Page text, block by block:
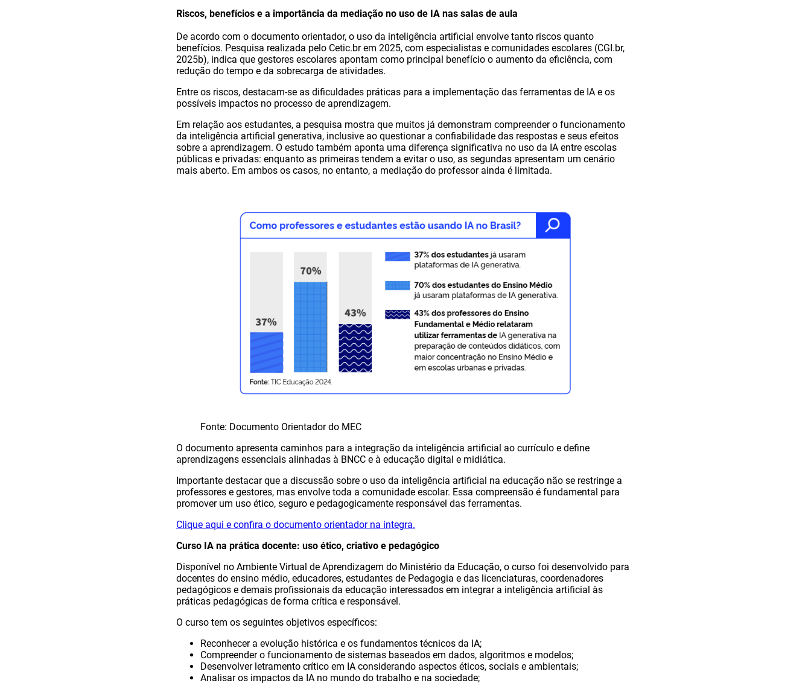
Riscos, benefícios e a importância da mediação no uso de IA nas salas de aula
De acordo com o documento orientador, o uso da inteligência artificial envolve tanto riscos quanto
benefícios. Pesquisa realizada pelo Cetic.br em 2025, com especialistas e comunidades escolares (CGI.br,
2025b), indica que gestores escolares apontam como principal benefício o aumento da eficiência, com
redução do tempo e da sobrecarga de atividades.
Entre os riscos, destacam-se as dificuldades práticas para a implementação das ferramentas de IA e os
possíveis impactos no processo de aprendizagem.
Em relação aos estudantes, a pesquisa mostra que muitos já demonstram compreender o funcionamento
da inteligência artificial generativa, inclusive ao questionar a confiabilidade das respostas e seus efeitos
sobre a aprendizagem. O estudo também aponta uma diferença significativa no uso da IA entre escolas
públicas e privadas: enquanto as primeiras tendem a evitar o uso, as segundas apresentam um cenário
mais aberto. Em ambos os casos, no entanto, a mediação do professor ainda é limitada.
Fonte: Documento Orientador do MEC
O documento apresenta caminhos para a integração da inteligência artificial ao currículo e define
aprendizagens essenciais alinhadas à BNCC e à educação digital e midiática.
Importante destacar que a discussão sobre o uso da inteligência artificial na educação não se restringe a
professores e gestores, mas envolve toda a comunidade escolar. Essa compreensão é fundamental para
promover um uso ético, seguro e pedagogicamente responsável das ferramentas.
Clique aqui e confira o documento orientador na íntegra.
Curso IA na prática docente: uso ético, criativo e pedagógico
Disponível no Ambiente Virtual de Aprendizagem do Ministério da Educação, o curso foi desenvolvido para
docentes do ensino médio, educadores, estudantes de Pedagogia e das licenciaturas, coordenadores
pedagógicos e demais profissionais da educação interessados em integrar a inteligência artificial às
práticas pedagógicas de forma crítica e responsável.
O curso tem os seguintes objetivos específicos:
Reconhecer a evolução histórica e os fundamentos técnicos da IA;
Compreender o funcionamento de sistemas baseados em dados, algoritmos e modelos;
Desenvolver letramento crítico em IA considerando aspectos éticos, sociais e ambientais;
Analisar os impactos da IA no mundo do trabalho e na sociedade;